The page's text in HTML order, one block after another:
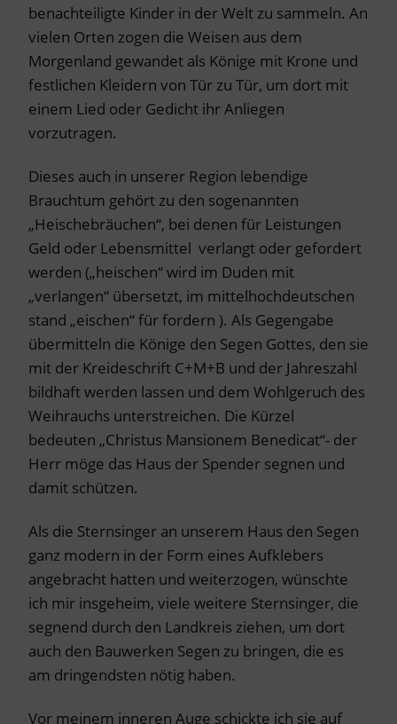
benachteiligte Kinder in der Welt zu sammeln. An
vielen Orten zogen die Weisen aus dem
Morgenland gewandet als Könige mit Krone und
festlichen Kleidern von Tür zu Tür, um dort mit
einem Lied oder Gedicht ihr Anliegen
vorzutragen.
Dieses auch in unserer Region lebendige
Brauchtum gehört zu den sogenannten
„Heischebräuchen“, bei denen für Leistungen
Geld oder Lebensmittel verlangt oder gefordert
werden („heischen“ wird im Duden mit
„verlangen“ übersetzt, im mittelhochdeutschen
stand „eischen“ für fordern ). Als Gegengabe
übermitteln die Könige den Segen Gottes, den sie
mit der Kreideschrift C+M+B und der Jahreszahl
bildhaft werden lassen und dem Wohlgeruch des
Weihrauchs unterstreichen. Die Kürzel
bedeuten „Christus Mansionem Benedicat“- der
Herr möge das Haus der Spender segnen und
damit schützen.
Als die Sternsinger an unserem Haus den Segen
ganz modern in der Form eines Aufklebers
angebracht hatten und weiterzogen, wünschte
ich mir insgeheim, viele weitere Sternsinger, die
segnend durch den Landkreis ziehen, um dort
auch den Bauwerken Segen zu bringen, die es
am dringendsten nötig haben.
Vor meinem inneren Auge schickte ich sie auf